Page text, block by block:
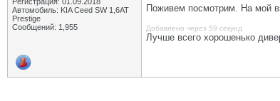
Автомобиль: KIA Ceed SW 1,6AT
Prestige
Сообщений: 1,955
Поживем посмотрим. На мой
Добавлено через 59 секунд
Лучше всего хорошенько